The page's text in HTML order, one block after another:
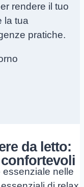
rendere il tuo
la tua
pratiche.
da letto:
nelle